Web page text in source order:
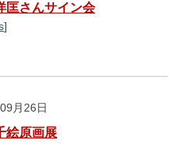
匡さんサイン会
]
月26日
絵原画展